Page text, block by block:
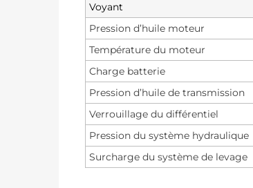
Voyant
Pression d’huile moteur
Température du moteur
Charge batterie
Pression d’huile de transmission
Verrouillage du différentiel
Pression du système hydraulique
Surcharge du système de levage